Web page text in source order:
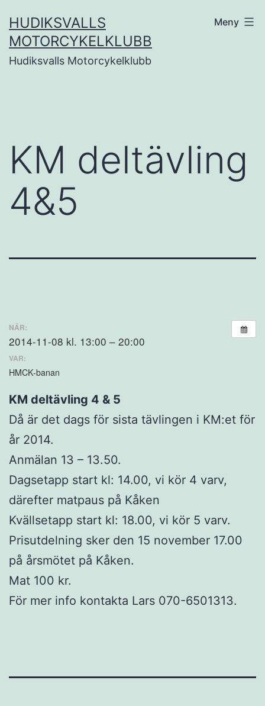
till
innehåll
HUDIKSVALLS
MOTORCYKELKLUBB
Hudiksvalls Motorcykelklubb
Meny
KM deltävling
4&5
NÄR:
2014-11-08 kl. 13:00 – 20:00
VAR:
HMCK-banan
KM deltävling 4 & 5
Då är det dags för sista tävlingen i KM:et för
år 2014.
Anmälan 13 – 13.50.
Dagsetapp start kl: 14.00, vi kör 4 varv,
därefter matpaus på Kåken
Kvällsetapp start kl: 18.00, vi kör 5 varv.
Prisutdelning sker den 15 november 17.00
på årsmötet på Kåken.
Mat 100 kr.
För mer info kontakta Lars 070-6501313.